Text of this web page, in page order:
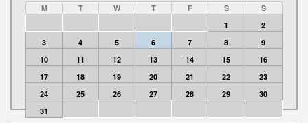
M T W T F S
S
1
2
3
4 5 6 7 8
9
10
11 12 13 14 15
16
17
18 19 20 21 22
23
24
25 26 27 28 29
30
31